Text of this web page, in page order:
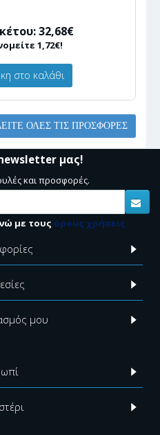
32,68€
1,72€!
στο καλάθι
ΌΛΕΣ ΤΙΣ ΠΡΟΣΦΟΡΈΣ
μας!
και προσφορές.
με τους όρους χρήσεις
μου